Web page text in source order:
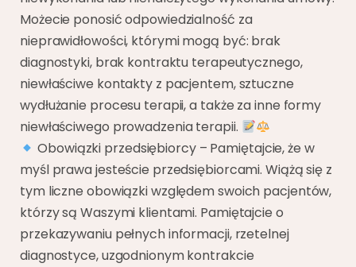
Możecie ponosić odpowiedzialność za
nieprawidłowości, którymi mogą być: brak
diagnostyki, brak kontraktu terapeutycznego,
niewłaściwe kontakty z pacjentem, sztuczne
wydłużanie procesu terapii, a także za inne formy
niewłaściwego prowadzenia terapii.
Obowiązki przedsiębiorcy – Pamiętajcie, że w
myśl prawa jesteście przedsiębiorcami. Wiążą się z
tym liczne obowiązki względem swoich pacjentów,
którzy są Waszymi klientami. Pamiętajcie o
przekazywaniu pełnych informacji, rzetelnej
diagnostyce, uzgodnionym kontrakcie